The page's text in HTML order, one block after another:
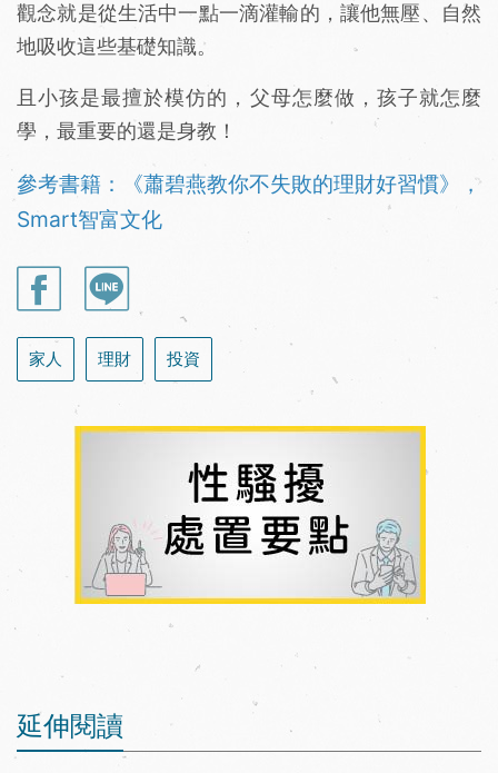
觀念就是從生活中一點一滴灌輸的，讓他無壓、自然
地吸收這些基礎知識。
且小孩是最擅於模仿的，父母怎麼做，孩子就怎麼
學，最重要的還是身教！
參考書籍：《蕭碧燕教你不失敗的理財好習慣》，
Smart智富文化
家人 理財 投資
延伸閱讀